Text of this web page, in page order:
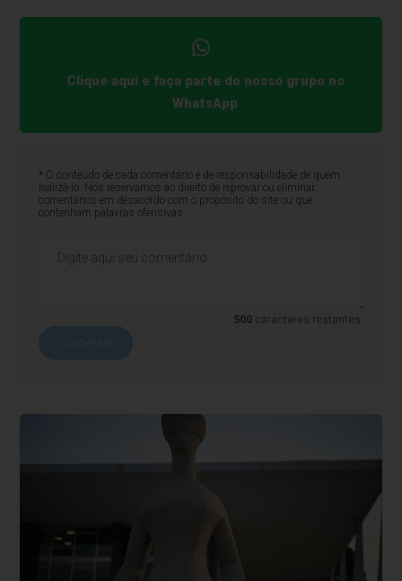
Clique aqui e faça parte do nosso grupo no
WhatsApp
* O conteúdo de cada comentário é de responsabilidade de quem
realizá-lo. Nos reservamos ao direito de reprovar ou eliminar
comentários em desacordo com o propósito do site ou que
contenham palavras ofensivas.
500 caracteres restantes.